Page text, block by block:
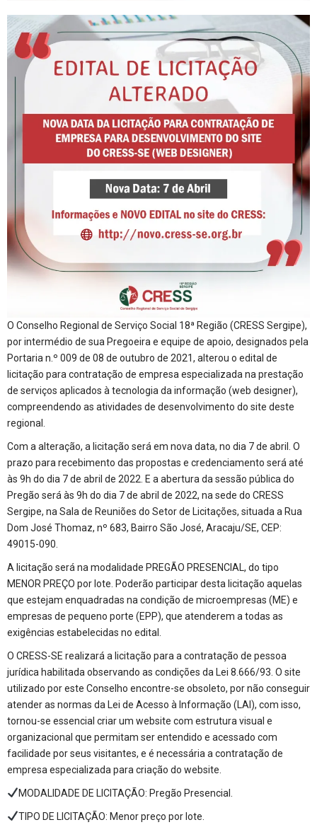
O Conselho Regional de Serviço Social 18ª Região (CRESS Sergipe),
por intermédio de sua Pregoeira e equipe de apoio, designados pela
Portaria n.º 009 de 08 de outubro de 2021, alterou o edital de
licitação para contratação de empresa especializada na prestação
de serviços aplicados à tecnologia da informação (web designer),
compreendendo as atividades de desenvolvimento do site deste
regional.
Com a alteração, a licitação será em nova data, no dia 7 de abril. O
prazo para recebimento das propostas e credenciamento será até
às 9h do dia 7 de abril de 2022. E a abertura da sessão pública do
Pregão será às 9h do dia 7 de abril de 2022, na sede do CRESS
Sergipe, na Sala de Reuniões do Setor de Licitações, situada a Rua
Dom José Thomaz, nº 683, Bairro São José, Aracaju/SE, CEP:
49015-090.
A licitação será na modalidade PREGÃO PRESENCIAL, do tipo
MENOR PREÇO por lote. Poderão participar desta licitação aquelas
que estejam enquadradas na condição de microempresas (ME) e
empresas de pequeno porte (EPP), que atenderem a todas as
exigências estabelecidas no edital.
O CRESS-SE realizará a licitação para a contratação de pessoa
jurídica habilitada observando as condições da Lei 8.666/93. O site
utilizado por este Conselho encontre-se obsoleto, por não conseguir
atender as normas da Lei de Acesso à Informação (LAI), com isso,
tornou-se essencial criar um website com estrutura visual e
organizacional que permitam ser entendido e acessado com
facilidade por seus visitantes, e é necessária a contratação de
empresa especializada para criação do website.
MODALIDADE DE LICITAÇÃO: Pregão Presencial.
TIPO DE LICITAÇÃO: Menor preço por lote.